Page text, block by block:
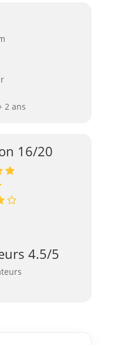
2 ans
16/20
4.5/5